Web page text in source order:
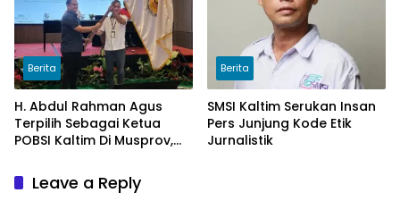
Berita
H. Abdul Rahman Agus
Terpilih Sebagai Ketua
POBSI Kaltim Di Musprov,
Billiar
Berita
SMSI Kaltim Serukan Insan
Pers Junjung Kode Etik
Jurnalistik
Leave a Reply